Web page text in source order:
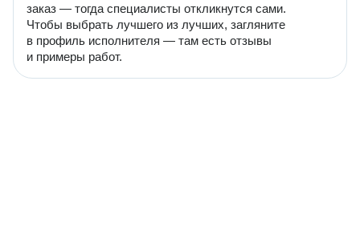
заказ — тогда специалисты откликнутся сами.
Чтобы выбрать лучшего из лучших, загляните
в профиль исполнителя — там есть отзывы
и примеры работ.